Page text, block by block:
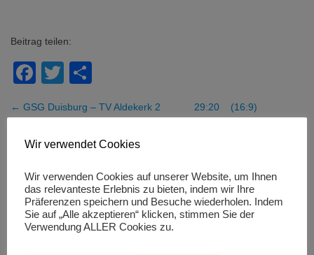
Beitrag teilen:
Facebook
Twitter
Beitragsnavigation
← GSG Duisburg – TV Aldekerk 2 29:20 (16:9)
MÄDCHENHANDBALL IN NRW
Wir verwendet Cookies
Wir verwenden Cookies auf unserer Website, um Ihnen
das relevanteste Erlebnis zu bieten, indem wir Ihre
Präferenzen speichern und Besuche wiederholen. Indem
Sie auf „Alle akzeptieren“ klicken, stimmen Sie der
Verwendung ALLER Cookies zu.